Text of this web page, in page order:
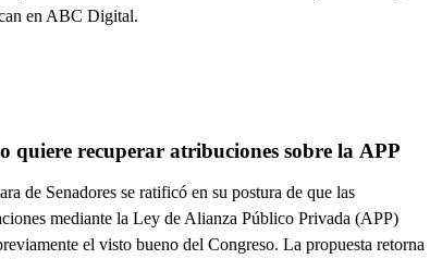
en ABC Digital.
quiere recuperar atribuciones sobre la APP
de Senadores se ratificó en su postura de que las
mediante la Ley de Alianza Público Privada (APP)
el visto bueno del Congreso. La propuesta retorna